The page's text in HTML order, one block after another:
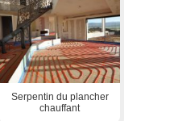
Serpentin du plancher
chauffant